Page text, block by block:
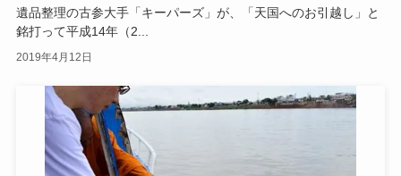
遺品整理の古参大手「キーパーズ」が、「天国へのお引越し」と
銘打って平成14年（2...
2019年4月12日